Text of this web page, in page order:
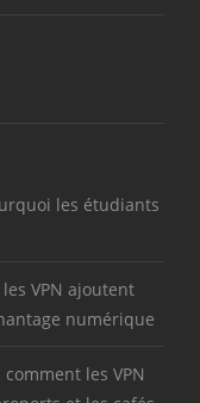
les étudiants
VPN ajoutent
numérique
les VPN